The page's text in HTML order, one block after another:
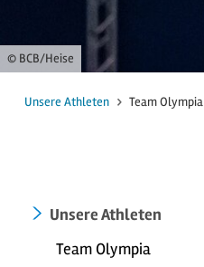
© BCB/Heise
Unsere Athleten Team Olympia
Unsere Athleten
Team Olympia